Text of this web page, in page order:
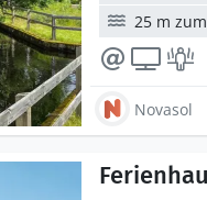
25 m
Novasol